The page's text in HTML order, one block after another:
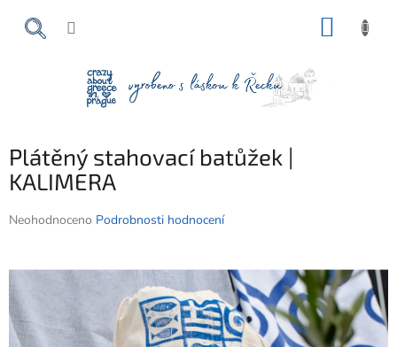
Plátěný stahovací batůžek |
KALIMERA
Průměrné
je
z
5
hvězdiček.
Neohodnoceno Podrobnosti hodnocení